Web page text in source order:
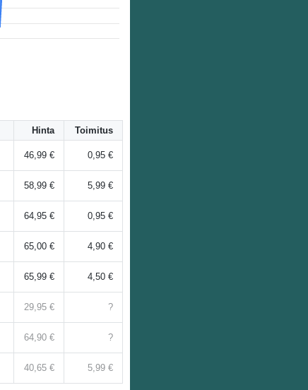
Hinta Toimitus
46,99 € 0,95 €
58,99 € 5,99 €
64,95 € 0,95 €
65,00 € 4,90 €
65,99 € 4,50 €
29,95 € ?
64,90 € ?
40,65 € 5,99 €